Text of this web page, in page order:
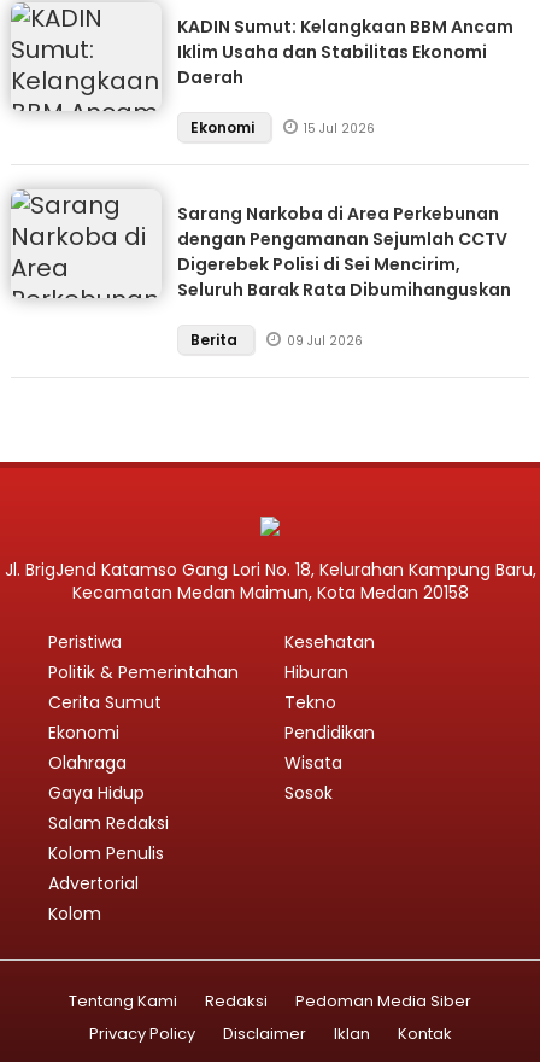
KADIN Sumut: Kelangkaan BBM Ancam
Iklim Usaha dan Stabilitas Ekonomi
Daerah
Ekonomi 15 Jul 2026
Sarang Narkoba di Area Perkebunan
dengan Pengamanan Sejumlah CCTV
Digerebek Polisi di Sei Mencirim,
Seluruh Barak Rata Dibumihanguskan
Berita 09 Jul 2026
Jl. BrigJend Katamso Gang Lori No. 18, Kelurahan Kampung Baru,
Kecamatan Medan Maimun, Kota Medan 20158
Peristiwa
Politik & Pemerintahan
Cerita Sumut
Ekonomi
Olahraga
Gaya Hidup
Kesehatan
Hiburan
Tekno
Pendidikan
Wisata
Sosok
Salam Redaksi
Kolom Penulis
Advertorial
Kolom
Tentang Kami Redaksi
Pedoman Media Siber
Privacy Policy
Disclaimer Iklan Kontak